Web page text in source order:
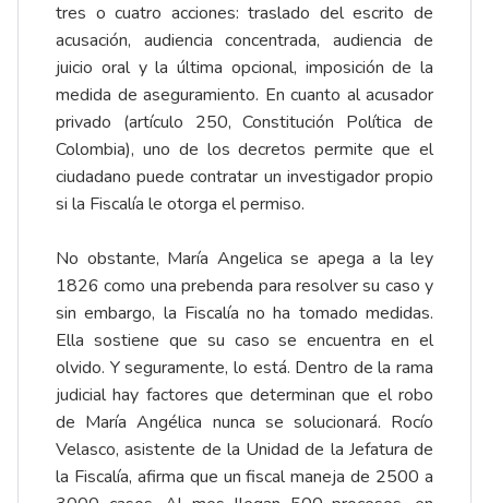
tres o cuatro acciones: traslado del escrito de
acusación, audiencia concentrada, audiencia de
juicio oral y la última opcional, imposición de la
medida de aseguramiento. En cuanto al acusador
privado (artículo 250, Constitución Política de
Colombia), uno de los decretos permite que el
ciudadano puede contratar un investigador propio
si la Fiscalía le otorga el permiso.
No obstante, María Angelica se apega a la ley
1826 como una prebenda para resolver su caso y
sin embargo, la Fiscalía no ha tomado medidas.
Ella sostiene que su caso se encuentra en el
olvido. Y seguramente, lo está. Dentro de la rama
judicial hay factores que determinan que el robo
de María Angélica nunca se solucionará. Rocío
Velasco, asistente de la Unidad de la Jefatura de
la Fiscalía, afirma que un fiscal maneja de 2500 a